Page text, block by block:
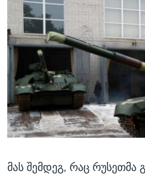
ᲕᲐᲨᲘᲜᲒᲢᲝᲜᲘ ᲓᲦᲔᲡ
ᲮᲔᲓᲕᲐ ᲕᲐᲨᲘᲜᲒᲢᲝᲜᲘᲓᲐᲜ
ᲡᲢᲣᲓᲘᲐ ᲕᲐᲨᲘᲜᲒᲢᲝᲜᲘ
ᲡᲮᲕᲐ ᲡᲘᲐᲮᲚᲔᲔᲑᲘ
ᲞᲝᲚᲘᲢᲘᲙᲐ
ᲔᲙᲝᲜᲝᲛᲘᲙᲐ
ᲯᲐᲜᲛᲠᲗᲔᲚᲝᲑᲐ
ᲛᲔᲪᲜᲘᲔᲠᲔᲑᲐ
ᲘᲜᲢᲔᲠᲕᲘᲣ
ᲒᲐᲚᲘᲚᲔᲝ
ᲠᲣᲡᲔᲗᲘᲡ ᲨᲔᲭᲠᲐ ᲣᲙᲠᲐᲘᲜᲐᲨᲘ
Learning English
ᲗᲕᲐᲚᲘ ᲒᲕᲐᲓᲔᲕᲜᲔᲗ
მას შემდეგ, რაც რუსეთმა